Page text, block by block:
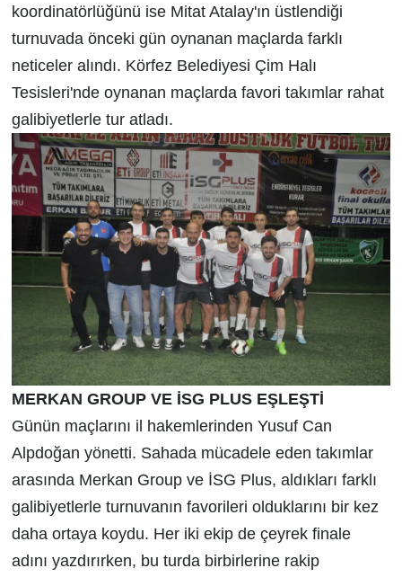
koordinatörl üğünü ise Mitat Atalay'ın üstlendiği
turnuvada önceki gün oynanan maçlarda farklı
neticeler alındı. Körfez Belediyesi Çim Halı
Tesisleri'nde oynanan maçlarda favori takımlar rahat
galibiyetlerle tur atladı.
MERKAN GROUP VE İSG PLUS EŞLEŞTİ
Günün maçlarını il hakemlerinden Yusuf Can
Alpdoğan yönetti. Sahada mücadele eden takımlar
arasında Merkan Group ve İSG Plus, aldıkları farklı
galibiyetlerle turnuvanın favorileri olduklarını bir kez
daha ortaya koydu. Her iki ekip de çeyrek finale
adını yazdırırken, bu turda birbirlerine rakip